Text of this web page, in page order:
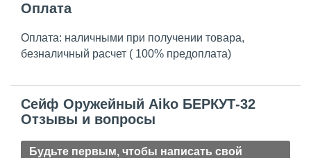
Оплата
Оплата: наличными при получении товара,
безналичный расчет ( 100% предоплата)
Сейф Оружейный Aiko БЕРКУТ-32
Отзывы и вопросы
Будьте первым, чтобы написать свой